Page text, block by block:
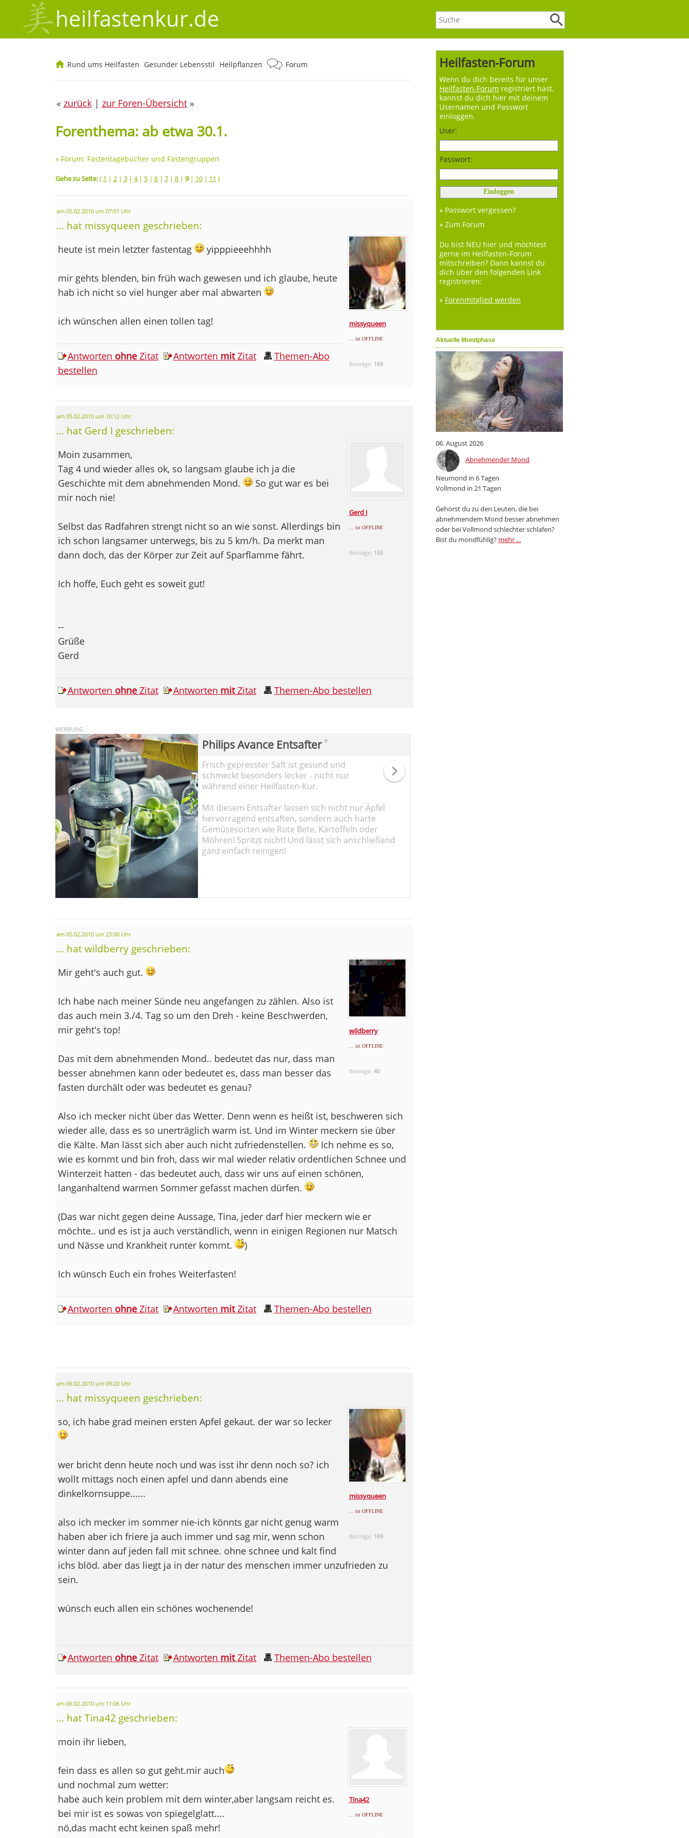
heilfastenkur.de
Heilfasten-Forum
Wenn du dich bereits für unser
Heilfasten-Forum registriert hast,
kannst du dich hier mit deinem
Usernamen und Passwort
einloggen.
User:
Passwort:
» Passwort vergessen?
» Zum Forum
Du bist NEU hier und möchtest
gerne im Heilfasten-Forum
mitschreiben? Dann kannst du
dich über den folgenden Link
registrieren:
» Forenmitglied werden
Aktuelle Mondphase
06. August 2026
Abnehmender Mond
Neumond in 6 Tagen
Vollmond in 21 Tagen
Gehörst du zu den Leuten, die bei
abnehmendem Mond besser abnehmen
oder bei Vollmond schlechter schlafen?
Bist du mondfühlig? mehr ...
Rund ums Heilfasten Gesunder Lebensstil Heilpflanzen Forum
« zurück| zur Foren-Übersicht»
Forenthema: ab etwa 30.1.
» Forum: Fastentagebücher und Fastengruppen
Gehe zu Seite:( 1 | 2| 3| 4| 5| 6| 7| 8| 9| 10| 11 )
am 05.02.2010 um 07:01 Uhr
... hat missyqueen geschrieben:
missyqueen
... ist OFFLINE
Beiträge: 169
heute ist mein letzter fastentag yipppieeehhhh
mir gehts blenden, bin früh wach gewesen und ich glaube, heute
hab ich nicht so viel hunger aber mal abwarten
ich wünschen allen einen tollen tag!
Antworten ohneZitat Antworten mitZitat
Themen-Abo
bestellen
am 05.02.2010 um 10:12 Uhr
... hat Gerd I geschrieben:
Gerd I
... ist OFFLINE
Beiträge: 155
Moin zusammen,
Tag 4 und wieder alles ok, so langsam glaube ich ja die
Geschichte mit dem abnehmenden Mond.
So gut war es bei
mir noch nie!
Selbst das Radfahren strengt nicht so an wie sonst. Allerdings bin
ich schon langsamer unterwegs, bis zu 5 km/h. Da merkt man
dann doch, das der Körper zur Zeit auf Sparflamme fährt.
Ich hoffe, Euch geht es soweit gut!
--
Grüße
Gerd
Antworten ohneZitat Antworten mitZitat Themen-Abo bestellen
Philips Avance Entsafter*
Frisch gepresster Saft ist gesund und
schmeckt besonders lecker - nicht nur
während einer Heilfasten-Kur.
Mit diesem Entsafter lassen sich nicht nur Äpfel
hervorragend entsaften, sondern auch harte
Gemüsesorten wie Rote Bete, Kartoffeln oder
Möhren! Spritzt nicht! Und lässt sich anschließend
ganz einfach reinigen!
am 05.02.2010 um 23:00 Uhr
... hat wildberry geschrieben:
wildberry
... ist OFFLINE
Beiträge: 40
Mir geht's auch gut.
Ich habe nach meiner Sünde neu angefangen zu zählen. Also ist
das auch mein 3./4. Tag so um den Dreh - keine Beschwerden,
mir geht's top!
Das mit dem abnehmenden Mond.. bedeutet das nur, dass man
besser abnehmen kann oder bedeutet es, dass man besser das
fasten durchält oder was bedeutet es genau?
Also ich mecker nicht über das Wetter. Denn wenn es heißt ist, beschweren sich
wieder alle, dass es so unerträglich warm ist. Und im Winter meckern sie über
die Kälte. Man lässt sich aber auch nicht zufriedenstellen.
Ich nehme es so,
wie es kommt und bin froh, dass wir mal wieder relativ ordentlichen Schnee und
Winterzeit hatten - das bedeutet auch, dass wir uns auf einen schönen,
langanhaltend warmen Sommer gefasst machen dürfen.
(Das war nicht gegen deine Aussage, Tina, jeder darf hier meckern wie er
möchte.. und es ist ja auch verständlich, wenn in einigen Regionen nur Matsch
und Nässe und Krankheit runter kommt.
)
Ich wünsch Euch ein frohes Weiterfasten!
Antworten ohneZitat Antworten mitZitat Themen-Abo bestellen
am 06.02.2010 um 09:20 Uhr
... hat missyqueen geschrieben:
missyqueen
... ist OFFLINE
Beiträge: 169
so, ich habe grad meinen ersten Apfel gekaut. der war so lecker
wer bricht denn heute noch und was isst ihr denn noch so? ich
wollt mittags noch einen apfel und dann abends eine
dinkelkornsuppe......
also ich mecker im sommer nie-ich könnts gar nicht genug warm
haben aber ich friere ja auch immer und sag mir, wenn schon
winter dann auf jeden fall mit schnee. ohne schnee und kalt find
ichs blöd. aber das liegt ja in der natur des menschen immer unzufrieden zu
sein.
wünsch euch allen ein schönes wochenende!
Antworten ohneZitat Antworten mitZitat Themen-Abo bestellen
am 06.02.2010 um 11:06 Uhr
... hat Tina42 geschrieben:
Tina42
... ist OFFLINE
moin ihr lieben,
fein dass es allen so gut geht.mir auch
und nochmal zum wetter:
habe auch kein problem mit dem winter,aber langsam reicht es.
bei mir ist es sowas von spiegelglatt....
nö,das macht echt keinen spaß mehr!